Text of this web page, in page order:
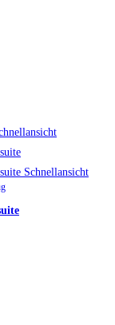
Schnellansicht